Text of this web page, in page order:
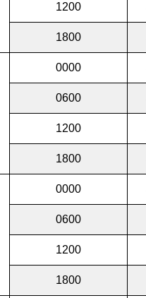
1200
1800
0000
0600
1200
1800
0000
0600
1200
1800